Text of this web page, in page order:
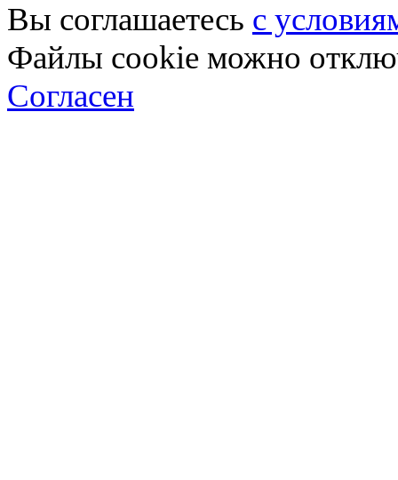
Вы соглашаетесь с
Файлы cookie можно
Согласен